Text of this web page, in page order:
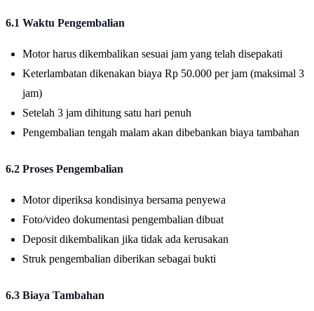
6.1 Waktu Pengembalian
Motor harus dikembalikan sesuai jam yang telah disepakati
Keterlambatan dikenakan biaya Rp 50.000 per jam (maksimal 3
jam)
Setelah 3 jam dihitung satu hari penuh
Pengembalian tengah malam akan dibebankan biaya tambahan
6.2 Proses Pengembalian
Motor diperiksa kondisinya bersama penyewa
Foto/video dokumentasi pengembalian dibuat
Deposit dikembalikan jika tidak ada kerusakan
Struk pengembalian diberikan sebagai bukti
6.3 Biaya Tambahan